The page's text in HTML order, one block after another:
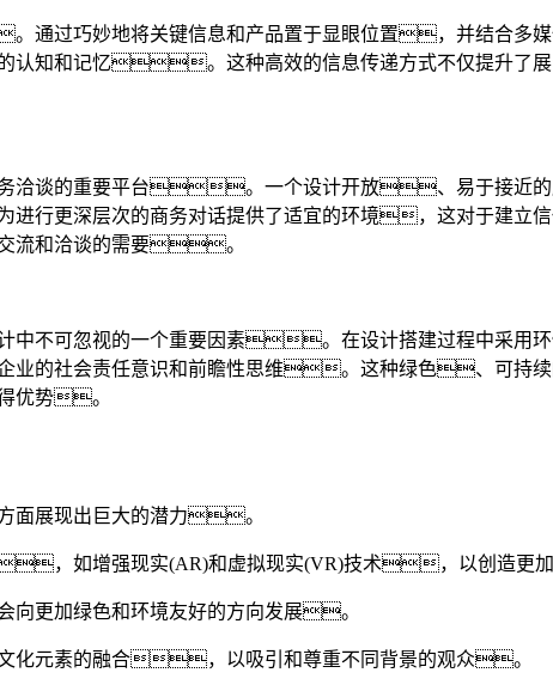
。通过巧妙地将关键信息和产品置于显眼位置，并结合
认知和记忆。这种高效的信息传递方式不仅提升了
洽谈的重要平台。一个设计开放、易于接近的
更深层次的商务对话提供了适宜的环境，这对于建立
流和洽谈的需要。
中不可忽视的一个重要因素。在设计搭建过程中采用
的社会责任意识和前瞻性思维。这种绿色、可持
优势。
面展现出巨大的潜力。
，如增强现实(AR)和虚拟现实(VR)技术，以创造更
更加绿色和环境友好的方向发展。
化元素的融合，以吸引和尊重不同背景的观众。